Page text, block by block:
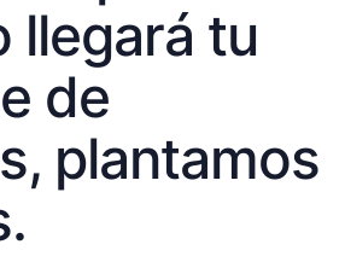
llegará tu
de
plantamos